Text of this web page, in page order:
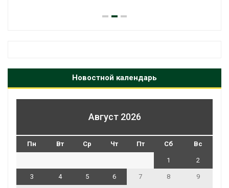
Новостной календарь
Август 2026
Пн Вт Ср Чт Пт Сб Вс
1 2
3 4 5 6 7 8 9